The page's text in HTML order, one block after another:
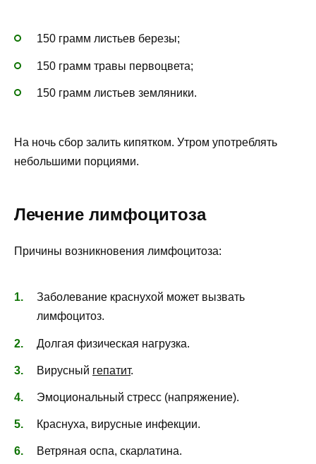
150 грамм листьев березы;
150 грамм травы первоцвета;
150 грамм листьев земляники.
На ночь сбор залить кипятком. Утром употреблять
небольшими порциями.
Лечение лимфоцитоза
Причины возникновения лимфоцитоза:
Заболевание краснухой может вызвать
лимфоцитоз.
Долгая физическая нагрузка.
Вирусный гепатит.
Эмоциональный стресс (напряжение).
Краснуха, вирусные инфекции.
Ветряная оспа, скарлатина.